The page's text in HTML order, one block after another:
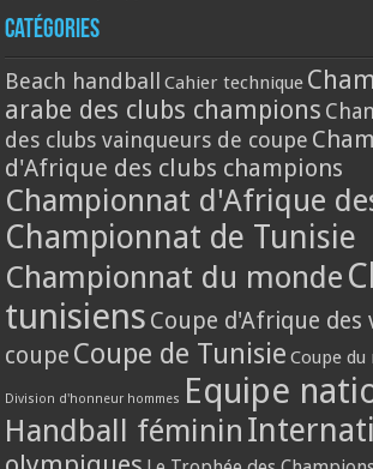
Catégories
Beach handball Cahier technique
arabe des clubs champions
des clubs vainqueurs de coupe
d'Afrique des clubs champions
Championnat d'Afrique
Championnat de Tunisie
Championnat du monde
tunisiens Coupe d'Afrique des
coupe Coupe de Tunisie Coupe du
Division d'honneur hommes Equipe
Handball féminin